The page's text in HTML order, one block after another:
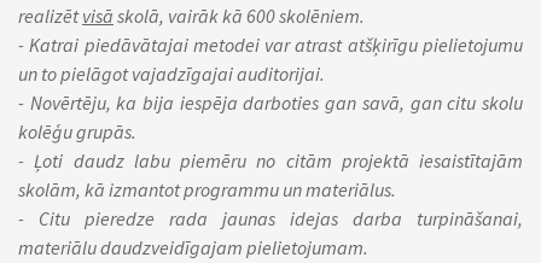
realizētvisā skolā, vairāk kā 600 skolēniem.
- Katrai piedāvātajai metodei var atrast atšķirīgu pielietojumu
un to pielāgot vajadzīgajai auditorijai.
- Novērtēju, ka bija iespēja darboties gan savā, gan citu skolu
kolēģu grupās.
- Ļoti daudz labu piemēru no citām projektā iesaistītajām
skolām, kā izmantot programmu un materiālus.
- Citu pieredze rada jaunas idejas darba turpināšanai,
materiālu daudzveidīgajam pielietojumam.